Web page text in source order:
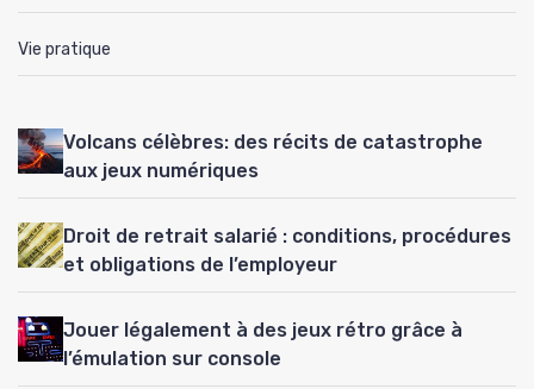
Vie pratique
Volcans célèbres: des récits de catastrophe
aux jeux numériques
Droit de retrait salarié : conditions, procédures
et obligations de l’employeur
Jouer légalement à des jeux rétro grâce à
l’émulation sur console